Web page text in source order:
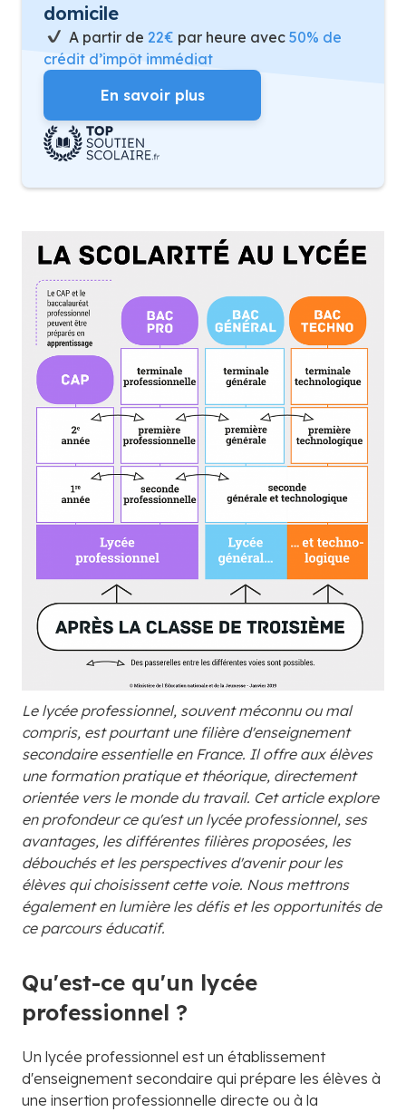
domicile
A partir de 22€ par heure avec 50% de
crédit d’impôt immédiat
En savoir plus
Le lycée professionnel, souvent méconnu ou mal
compris, est pourtant une filière d'enseignement
secondaire essentielle en France. Il offre aux élèves
une formation pratique et théorique, directement
orientée vers le monde du travail. Cet article explore
en profondeur ce qu'est un lycée professionnel, ses
avantages, les différentes filières proposées, les
débouchés et les perspectives d'avenir pour les
élèves qui choisissent cette voie. Nous mettrons
également en lumière les défis et les opportunités de
ce parcours éducatif.
Qu'est-ce qu'un lycée
professionnel ?
Un lycée professionnel est un établissement
d'enseignement secondaire qui prépare les élèves à
une insertion professionnelle directe ou à la